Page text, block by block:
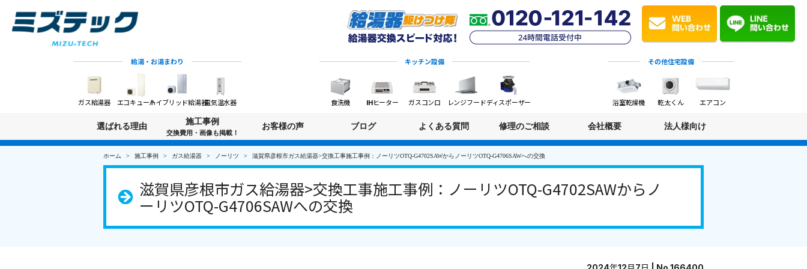
給湯・お湯まわり
ガス給湯器 エコキュートハイブリッド給湯器電気温水器
キッチン設備
食洗機 IHヒーター ガスコンロ レンジフードディスポーザー
その他住宅設備
浴室乾燥機 乾太くん エアコン
選ばれる理由
施工事例
交換費用・画像も掲載！
お客様の声 ブログ よくある質問 修理のご相談 会社概要 法人様向け
ホーム 施工事例 ガス給湯器 ノーリツ 滋賀県彦根市ガス給湯器>交換工事施工事例：ノーリツOTQ-G4702SAWからノーリツOTQ-G4706SAWへの交換
滋賀県彦根市ガス給湯器>交換工事施工事例：ノーリツOTQ-G4702SAWからノ
ーリツOTQ-G4706SAWへの交換